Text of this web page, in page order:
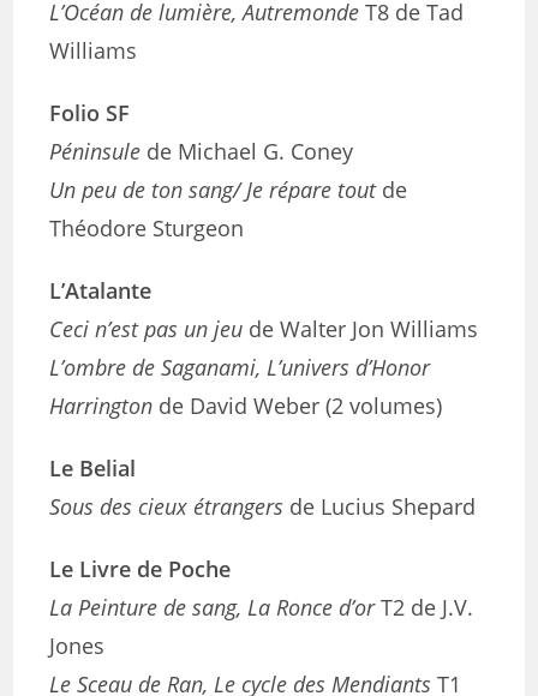
L’Océan de lumière, Autremonde T8 de Tad
Williams
Folio SF
Péninsule de Michael G. Coney
Un peu de ton sang/ Je répare toutde
Théodore Sturgeon
L’Atalante
Ceci n’est pas un jeu de Walter Jon Williams
L’ombre de Saganami, L’univers d’Honor
Harrington de David Weber (2 volumes)
Le Belial
Sous des cieux étrangers de Lucius Shepard
Le Livre de Poche
La Peinture de sang, La Ronce d’orT2 de J.V.
Jones
Le Sceau de Ran, Le cycle des Mendiants T1